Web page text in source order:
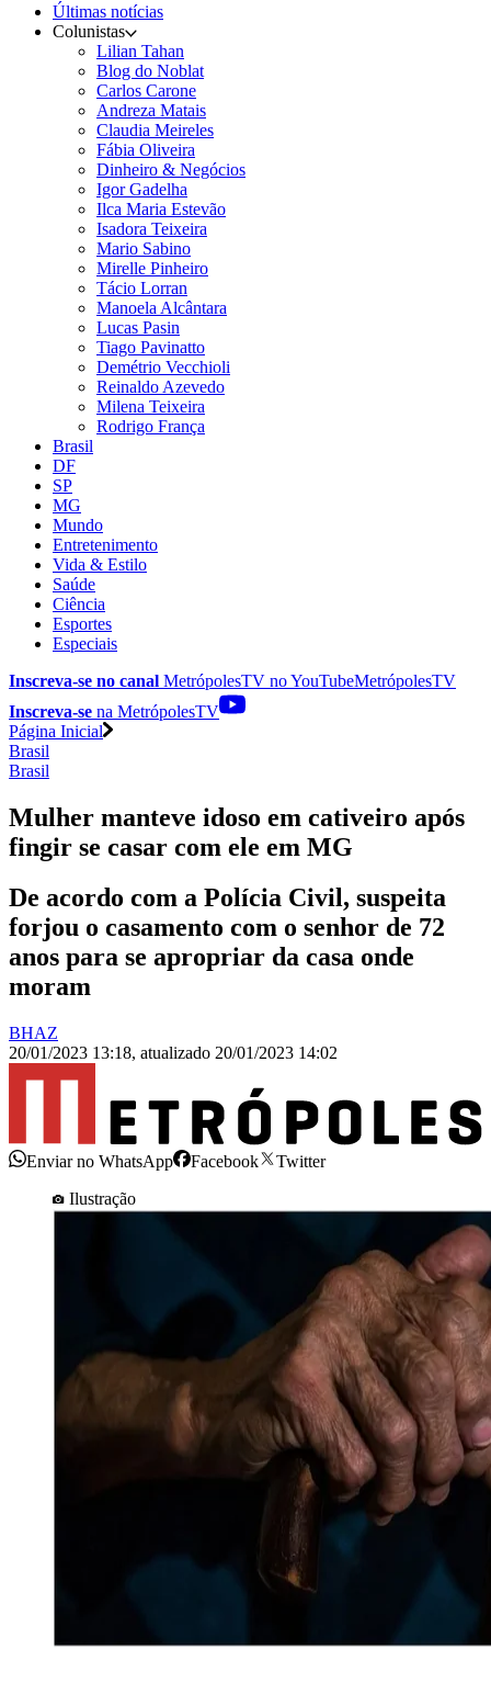
Últimas notícias
Colunistas
Lilian Tahan
Blog do Noblat
Carlos Carone
Andreza Matais
Claudia Meireles
Fábia Oliveira
Dinheiro & Negócios
Igor Gadelha
Ilca Maria Estevão
Isadora Teixeira
Mario Sabino
Mirelle Pinheiro
Tácio Lorran
Manoela Alcântara
Lucas Pasin
Tiago Pavinatto
Demétrio Vecchioli
Reinaldo Azevedo
Milena Teixeira
Rodrigo França
Brasil
DF
SP
MG
Mundo
Entretenimento
Vida & Estilo
Saúde
Ciência
Esportes
Especiais
Inscreva-se no canal MetrópolesTV noYouTubeMetrópolesTV
Inscreva-se na MetrópolesTV
Página Inicial
Brasil
Brasil
Mulher manteve idoso em cativeiro após
fingir se casar com ele em MG
De acordo com a Polícia Civil, suspeita
forjou o casamento com o senhor de 72
anos para se apropriar da casa onde
moram
BHAZ
20/01/2023 13:18, atualizado 20/01/2023 14:02
Enviar no WhatsApp Facebook
Twitter
Ilustração